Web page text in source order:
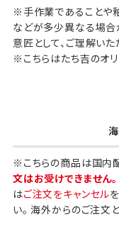
※手作業であることや釉
などが多少異なる場合
意匠として、ご理解い
※こちらはたち吉のオ
※こちらの商品は国内
文はお受けできません。
はご注文をキャンセル
い。 海外からのご注文